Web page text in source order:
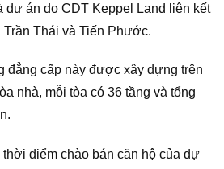
dự án do CDT Keppel Land liên kết
Thái và Tiến Phước.
đẳng cấp này được xây dựng trên
nhà, mỗi tòa có 36 tầng và tổng
điểm chào bán căn hộ của dự